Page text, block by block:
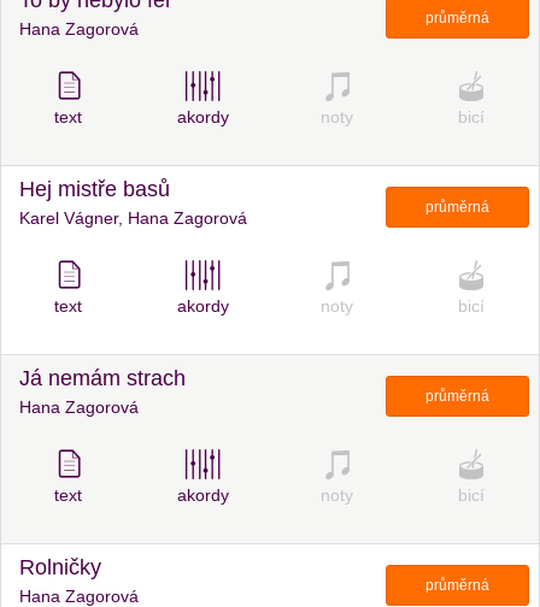
Hana Zagorová
průměrná
text akordy noty bicí
Hej mistře basů
Karel Vágner, Hana Zagorová
průměrná
text akordy noty bicí
Já nemám strach
Hana Zagorová
průměrná
text akordy noty bicí
Rolničky
Hana Zagorová
průměrná